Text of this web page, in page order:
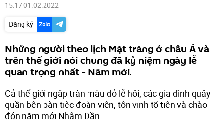
15:17 01.02.2022
Đăng ký
Những người theo lịch Mặt trăng ở châu Á và
trên thế giới nói chung đã kỷ niệm ngày lễ
quan trọng nhất - Năm mới.
Cả thế giới ngập tràn màu đỏ lễ hội, các gia đình quây
quần bên bàn tiệc đoàn viên, tôn vinh tổ tiên và chào
đón năm mới Nhâm Dần.